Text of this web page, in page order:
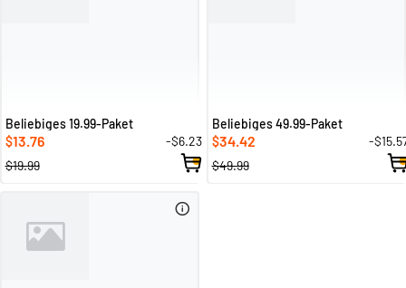
Beliebiges 19.99-Paket
$13.76
-$6.23
$19.99
Beliebiges 49.99-Paket
$34.42
-
$49.99